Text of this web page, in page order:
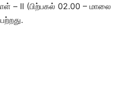
– II (பிற்பகல் 02.00 – மாலை